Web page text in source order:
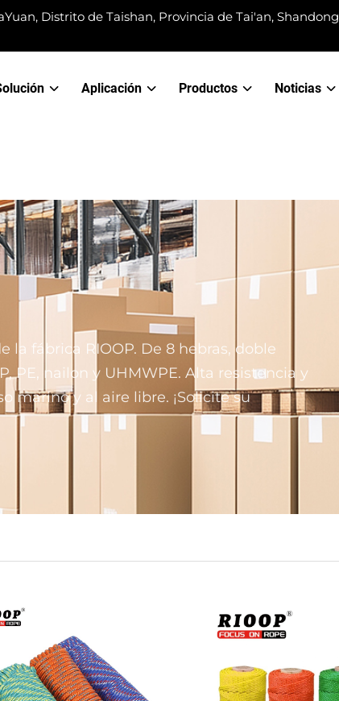
Distrito de Taishan, Provincia de Tai'an, Shandong
Aplicación Productos Noticias
la fábrica RIOOP. De 8 hebras, doble
PE, nailon y UHMWPE. Alta resistencia y
marino y al aire libre. ¡Solicite su